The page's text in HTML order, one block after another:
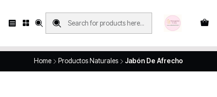
Home Productos Naturales Jabón De Afrecho